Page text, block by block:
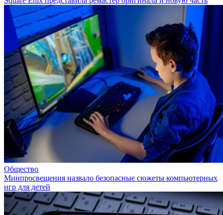
Общество
Минпросвещения назвало безопасные сюжеты компьютерных
игр для детей